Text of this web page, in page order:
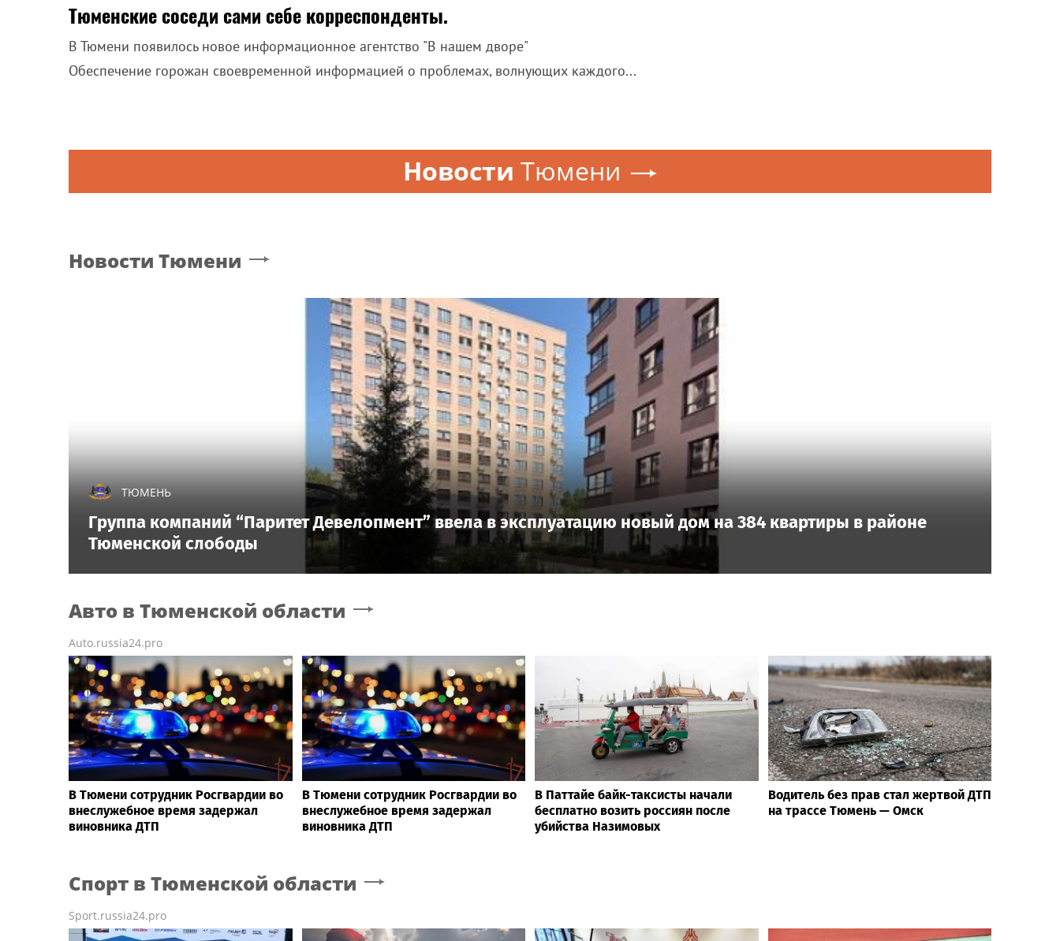
Тюменские соседи сами себе корреспонденты.
В Тюмени появилось новое информационное агентство "В нашем дворе"
Обеспечение горожан своевременной информацией о проблемах, волнующих каждого...
Новости Тюмени
Новости Тюмени
ТЮМЕНЬ
Группа компаний “Паритет Девелопмент” ввела в эксплуатацию новый дом на 384 квартиры в районе
Тюменской слободы
Авто в Тюменской области
Auto.russia24.pro
В Тюмени сотрудник Росгвардии во
внеслужебное время задержал
виновника ДТП
В Тюмени сотрудник Росгвардии во
внеслужебное время задержал
виновника ДТП
В Паттайе байк-таксисты начали
бесплатно возить россиян после
убийства Назимовых
Водитель без прав стал жертвой ДТП
на трассе Тюмень — Омск
Спорт в Тюменской области
Sport.russia24.pro